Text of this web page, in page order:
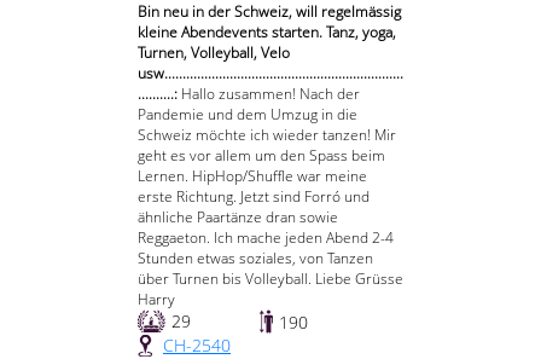
Bin neu in der Schweiz, will regelmässig
kleine Abendevents starten. Tanz, yoga,
Turnen, Volleyball, Velo
usw..................................................................
..........: Hallo zusammen! Nach der
Pandemie und dem Umzug in die
Schweiz möchte ich wieder tanzen! Mir
geht es vor allem um den Spass beim
Lernen. HipHop/Shuffle war meine
erste Richtung. Jetzt sind Forró und
ähnliche Paartänze dran sowie
Reggaeton. Ich mache jeden Abend 2-4
Stunden etwas soziales, von Tanzen
über Turnen bis Volleyball. Liebe Grüsse
Harry
29
190
CH-2540